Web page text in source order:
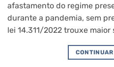
afastamento do regime
durante a pandemia, sem
lei 14.311/2022 trouxe